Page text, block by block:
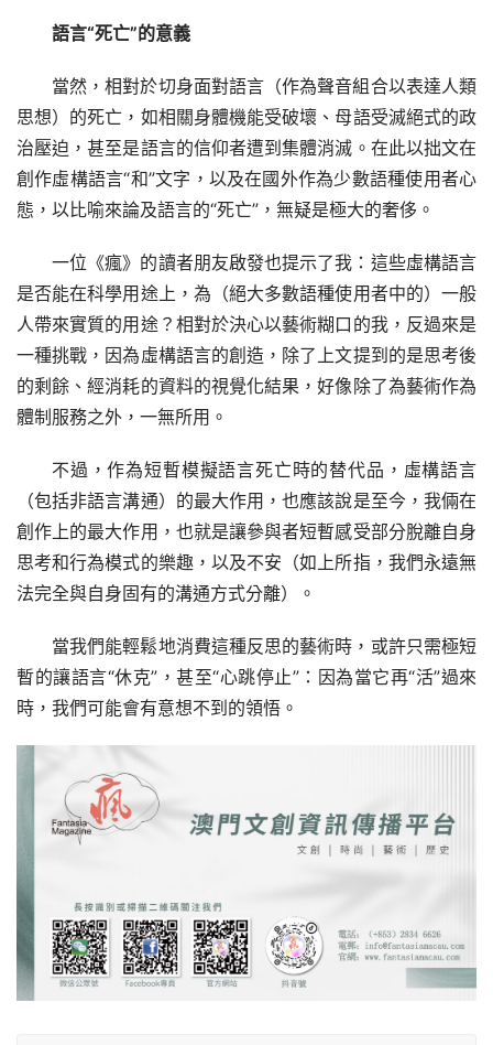
語言“死亡”的意義
當然，相對於切身面對語言（作為聲音組合以表達人類
思想）的死亡，如相關身體機能受破壞、母語受滅絕式的政
治壓迫，甚至是語言的信仰者遭到集體消滅。在此以拙文在
創作虛構語言“和”文字，以及在國外作為少數語種使用者心
態，以比喻來論及語言的“死亡”，無疑是極大的奢侈。
一位《瘋》的讀者朋友啟發也提示了我：這些虛構語言
是否能在科學用途上，為（絕大多數語種使用者中的）一般
人帶來實質的用途？相對於決心以藝術糊口的我，反過來是
一種挑戰，因為虛構語言的創造，除了上文提到的是思考後
的剩餘、經消耗的資料的視覺化結果，好像除了為藝術作為
體制服務之外，一無所用。
不過，作為短暫模擬語言死亡時的替代品，虛構語言
（包括非語言溝通）的最大作用，也應該說是至今，我倆在
創作上的最大作用，也就是讓參與者短暫感受部分脫離自身
思考和行為模式的樂趣，以及不安（如上所指，我們永遠無
法完全與自身固有的溝通方式分離）。
當我們能輕鬆地消費這種反思的藝術時，或許只需極短
暫的讓語言“休克”，甚至“心跳停止”：因為當它再“活”過來
時，我們可能會有意想不到的領悟。